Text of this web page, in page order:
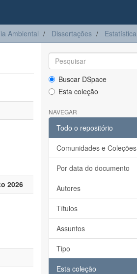
Ambiental Dissertações Estatística
2026
Buscar DSpace
Esta coleção
NAVEGAR
Todo o repositório
Comunidades e Coleções
Por data do documento
Autores
Títulos
Assuntos
Tipo
Esta coleção